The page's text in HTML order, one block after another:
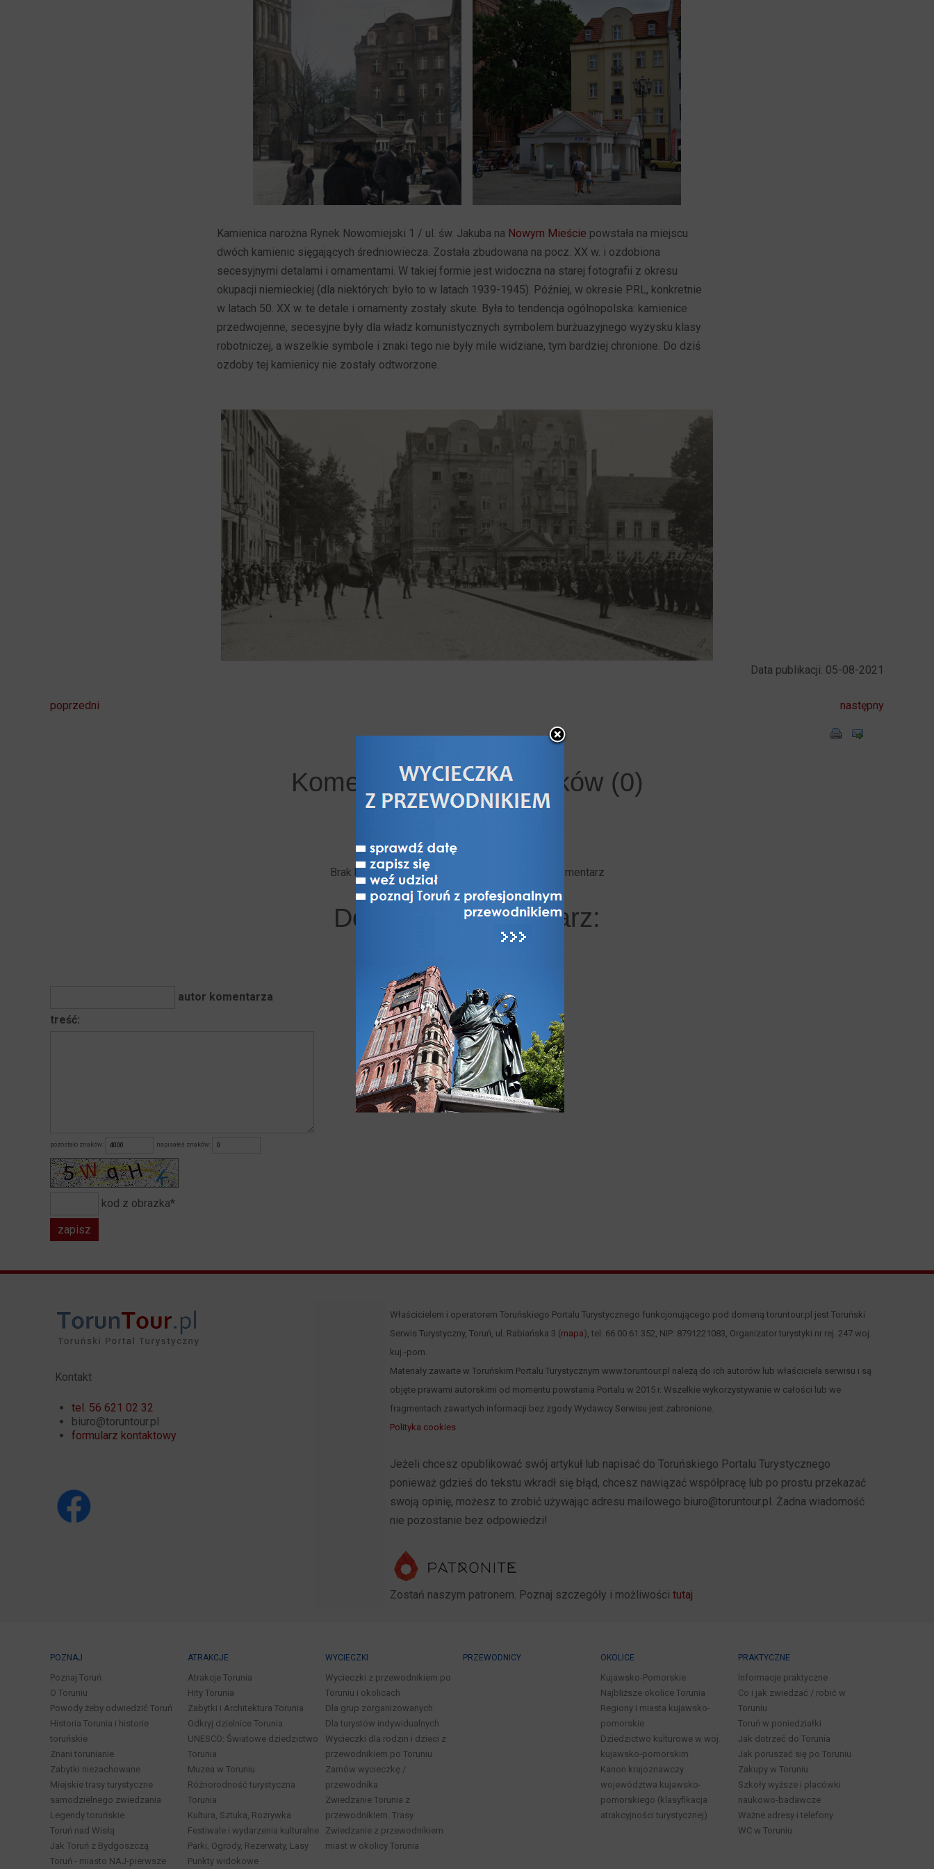
Kamienica narożna Rynek Nowomiejski 1 / ul. św. Jakuba na Nowym Mieście powstała na miejscu
dwóch kamienic sięgających średniowiecza. Została zbudowana na pocz. XX w. i ozdobiona
secesyjnymi detalami i ornamentami. W takiej formie jest widoczna na starej fotografii z okresu
okupacji niemieckiej (dla niektórych: było to w latach 1939-1945). Później, w okresie PRL, konkretnie
w latach 50. XX w. te detale i ornamenty zostały skute. Była to tendencja ogólnopolska: kamienice
przedwojenne, secesyjne były dla władz komunistycznych symbolem burżuazyjnego wyzysku klasy
robotniczej, a wszelkie symbole i znaki tego nie były mile widziane, tym bardziej chronione. Do dziś
ozdoby tej kamienicy nie zostały odtworzone.
Data publikacji: 05-08-2021
poprzedni następny
Komentarze użytkowników (0)
Brak komentarzy. Bądź pierwszy - dodaj swój komentarz
Dodaj swój komentarz:
autor komentarza
treść:
pozostało znaków: napisałeś znaków:
kod z obrazka*
Kontakt
tel. 56 621 02 32
biuro@toruntour.pl
formularz kontaktowy
Właścicielem i operatorem Toruńskiego Portalu Turystycznego funkcjonującego pod domeną toruntour.pl jest Toruński
Serwis Turystyczny, Toruń, ul. Rabiańska 3 (mapa), tel. 66 00 61 352, NIP: 8791221083, Organizator turystyki nr rej. 247 woj.
kuj.-pom.
Materiały zawarte w Toruńskim Portalu Turystycznym www.toruntour.pl należą do ich autorów lub właściciela serwisu i są
objęte prawami autorskimi od momentu powstania Portalu w 2015 r. Wszelkie wykorzystywanie w całości lub we
fragmentach zawartych informacji bez zgody Wydawcy Serwisu jest zabronione.
Polityka cookies
Jeżeli chcesz opublikować swój artykuł lub napisać do Toruńskiego Portalu Turystycznego
ponieważ gdzieś do tekstu wkradł się błąd, chcesz nawiązać współpracę lub po prostu przekazać
swoją opinię, możesz to zrobić używając adresu mailowego biuro@toruntour.pl. Żadna wiadomość
nie pozostanie bez odpowiedzi!
Zostań naszym patronem. Poznaj szczegóły i możliwości tutaj
POZNAJ
Poznaj Toruń
O Toruniu
Powody żeby odwiedzić Toruń
Historia Torunia i historie
toruńskie
Znani torunianie
Zabytki niezachowane
Miejskie trasy turystyczne
samodzielnego zwiedzania
Legendy toruńskie
Toruń nad Wisłą
Jak Toruń z Bydgoszczą
Toruń - miasto NAJ-pierwsze
ATRAKCJE
Atrakcje Torunia
Hity Torunia
Zabytki i Architektura Torunia
Odkryj dzielnice Torunia
UNESCO: Światowe dziedzictwo
Torunia
Muzea w Toruniu
Różnorodność turystyczna
Torunia
Kultura, Sztuka, Rozrywka
Festiwale i wydarzenia kulturalne
Parki, Ogrody, Rezerwaty, Lasy
Punkty widokowe
WYCIECZKI
Wycieczki z przewodnikiem po
Toruniu i okolicach
Dla grup zorganizowanych
Dla turystów indywidualnych
Wycieczki dla rodzin i dzieci z
przewodnikiem po Toruniu
Zamów wycieczkę /
przewodnika
Zwiedzanie Torunia z
przewodnikiem. Trasy
Zwiedzanie z przewodnikiem
miast w okolicy Torunia
PRZEWODNICY OKOLICE
Kujawsko-Pomorskie
Najbliższe okolice Torunia
Regiony i miasta kujawsko-
pomorskie
Dziedzictwo kulturowe w woj.
kujawsko-pomorskim
Kanon krajoznawczy
województwa kujawsko-
pomorskiego (klasyfikacja
atrakcyjności turystycznej)
PRAKTYCZNE
Informacje praktyczne
Co i jak zwiedzać / robić w
Toruniu
Toruń w poniedziałki
Jak dotrzeć do Torunia
Jak poruszać się po Toruniu
Zakupy w Toruniu
Szkoły wyższe i placówki
naukowo-badawcze
Ważne adresy i telefony
WC w Toruniu